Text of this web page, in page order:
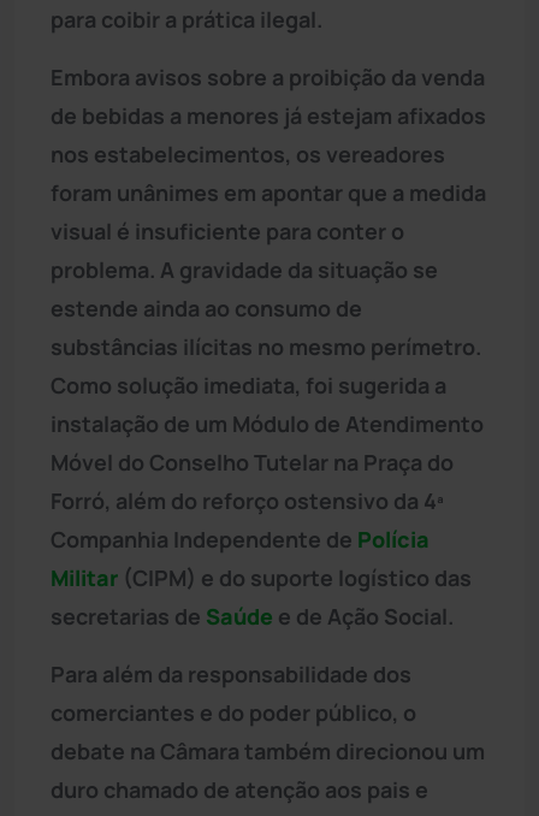
para coibir a prática ilegal.
Embora avisos sobre a proibição da venda
de bebidas a menores já estejam afixados
nos estabelecimentos, os vereadores
foram unânimes em apontar que a medida
visual é insuficiente para conter o
problema. A gravidade da situação se
estende ainda ao consumo de
substâncias ilícitas no mesmo perímetro.
Como solução imediata, foi sugerida a
instalação de um Módulo de Atendimento
Móvel do Conselho Tutelar na Praça do
Forró, além do reforço ostensivo da 4ª
Companhia Independente de Polícia
Militar (CIPM) e do suporte logístico das
secretarias de Saúde e de Ação Social.
Para além da responsabilidade dos
comerciantes e do poder público, o
debate na Câmara também direcionou um
duro chamado de atenção aos pais e